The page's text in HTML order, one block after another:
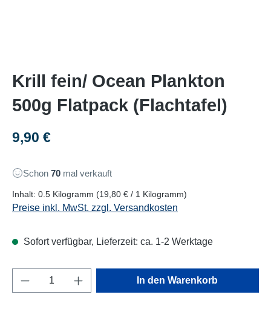
Krill fein/ Ocean Plankton
500g Flatpack (Flachtafel)
Regulärer Preis:
9,90 €
Schon 70 mal verkauft
Inhalt: 0.5 Kilogramm (19,80 € / 1 Kilogramm)
Preise inkl. MwSt. zzgl. Versandkosten
Sofort verfügbar, Lieferzeit: ca. 1-2 Werktage
Produkt Anzahl: Gib den gewünschten
In den Warenkorb